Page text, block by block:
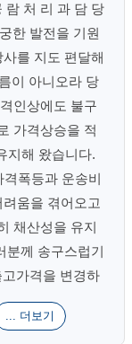
람 처 리 과 담 당
한 발전을 기원
를 지도 편달해
이 아니오라 당
인상에도 불구
가격상승을 적
지해 왔습니다.
폭등과 운송비
움을 겪어오고
채산성을 유지
분께 송구스럽기
가격을 변경하
... 더보기